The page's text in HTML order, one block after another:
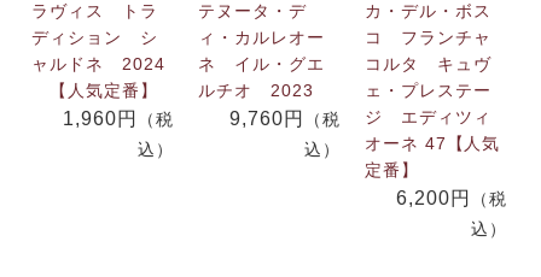
ラヴィス トラ
ディション シ
ャルドネ 2024
【人気定番】
1,960円
（税
込）
テヌータ・デ
ィ・カルレオー
ネ イル・グエ
ルチオ 2023
9,760円
（税
込）
カ・デル・ボス
コ フランチャ
コルタ キュヴ
ェ・プレステー
ジ エディツィ
オーネ 47【人気
定番】
6,200円
（税
込）